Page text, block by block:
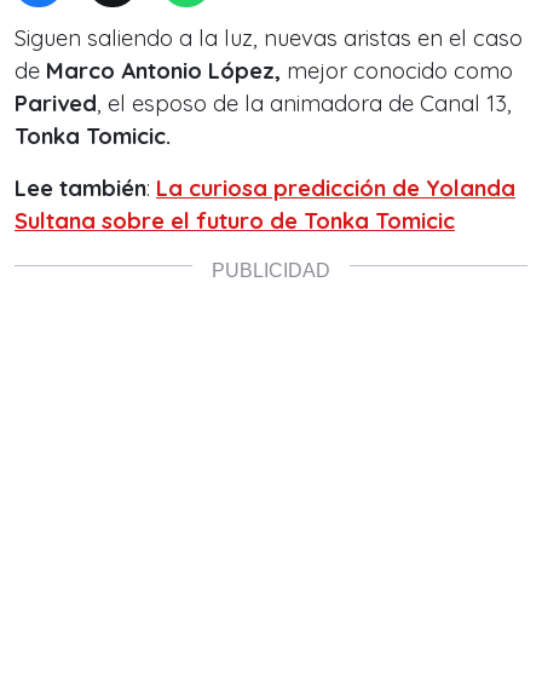
Siguen saliendo a la luz, nuevas aristas en el caso
de Marco Antonio López, mejor conocido como
Parived, el esposo de la animadora de Canal 13,
Tonka Tomicic.
Lee también: La curiosa predicción de Yolanda
Sultana sobre el futuro de Tonka Tomicic